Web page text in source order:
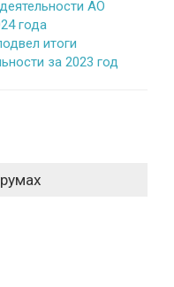
АО
года
итоги
за 2023 год